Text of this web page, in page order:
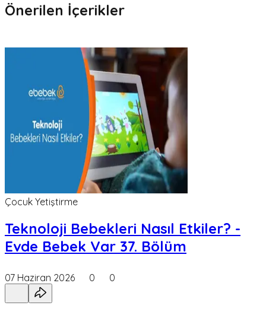
Önerilen İçerikler
Çocuk Yetiştirme
Teknoloji Bebekleri Nasıl Etkiler? -
Evde Bebek Var 37. Bölüm
07 Haziran 2026 0 0